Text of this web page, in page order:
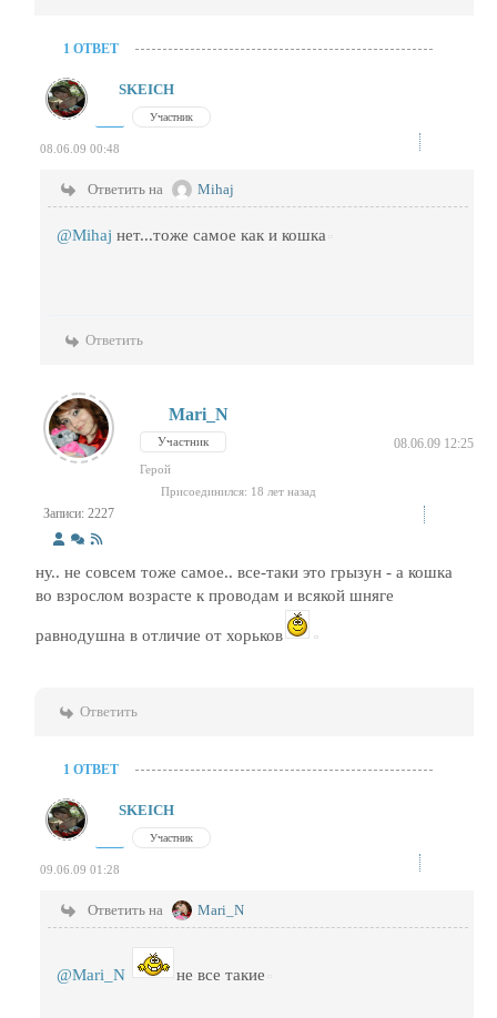
1 ОТВЕТ
SKEICH
Участник
08.06.09 00:48
Ответить на Mihaj
@Mihaj нет...тоже самое как и кошка
Ответить
Записи: 2227
Mari_N
Участник 08.06.09 12:25
Герой
Присоединился: 18 лет назад
ну.. не совсем тоже самое.. все-таки это грызун - а кошка
во взрослом возрасте к проводам и всякой шняге
равнодушна в отличие от хорьков
Ответить
1 ОТВЕТ
SKEICH
Участник
09.06.09 01:28
Ответить на Mari_N
@Mari_N не все такие